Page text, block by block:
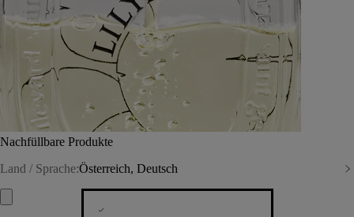
Nachfüllbare Produkte
Land / Sprache:Österreich, Deutsch